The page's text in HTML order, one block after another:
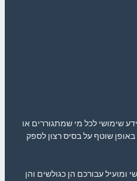
שימושי לכל מי שמתגוררים או
שוטף על בסיס רצון לספק
עבורכם הן כגולשים והן